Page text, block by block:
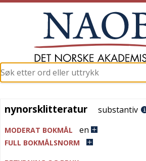
nynorsklitteratur
nynorsklitteratur substantiv
MODERAT BOKMÅL en
FULL BOKMÅLSNORM